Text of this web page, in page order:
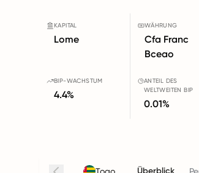
KAPITAL
Lome
WÄHRUNG
Cfa Franc
Bceao
BIP-WACHSTUM
4.4%
ANTEIL DES
WELTWEITEN BIP
0.01%
Überblick